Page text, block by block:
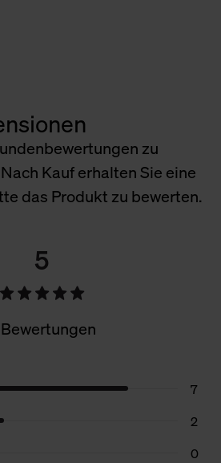
zu
Kauf erhalten Sie eine
das Produkt zu bewerten.
5
7
2
0